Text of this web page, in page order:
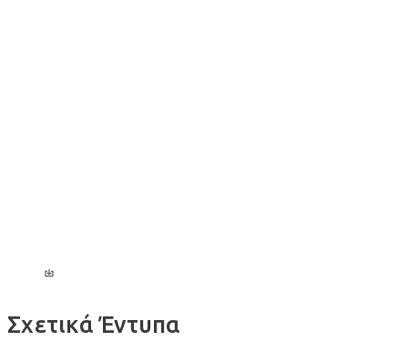
Σχετικά Έντυπα